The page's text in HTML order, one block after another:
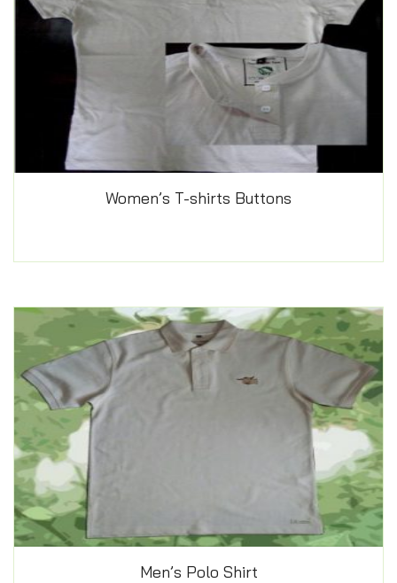
Women’s T-shirts Buttons
Men’s Polo Shirt